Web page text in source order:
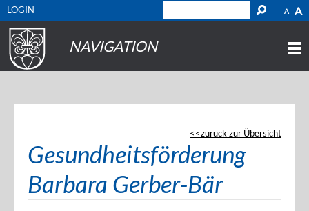
A A
LOGIN
NAVIGATION
zurück zur Übersicht
Gesundheitsförderung
Barbara Gerber-Bär